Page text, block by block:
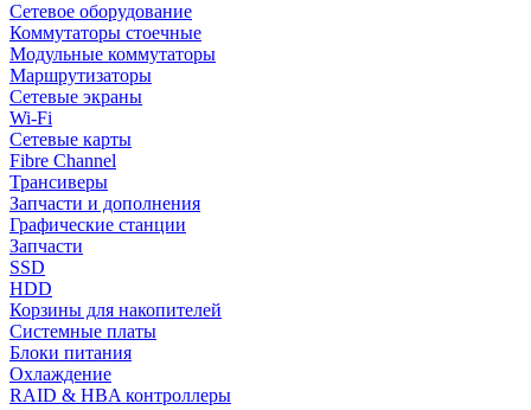
Сетевое оборудование
Коммутаторы стоечные
Модульные коммутаторы
Маршрутизаторы
Сетевые экраны
Wi-Fi
Сетевые карты
Fibre Channel
Трансиверы
Запчасти и дополнения
Графические станции
Запчасти
SSD
HDD
Корзины для накопителей
Системные платы
Блоки питания
Охлаждение
RAID & HBA контроллеры